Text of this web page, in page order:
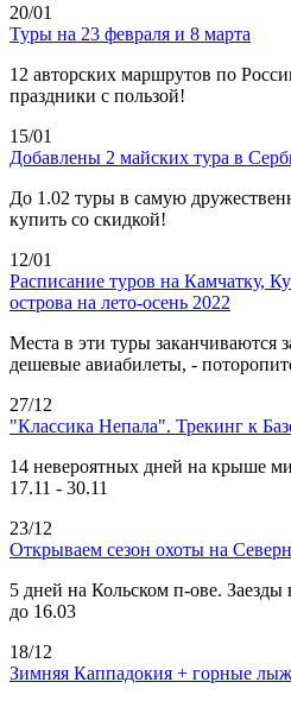
20/01
Туры на 23 февраля и 8 марта
12 авторских маршрутов по
праздники с пользой!
15/01
Добавлены 2 майских тура в
До 1.02 туры в самую
купить со скидкой!
12/01
Расписание туров на Камчатку,
острова на лето-осень 2022
Места в эти туры заканчиваются
дешевые авиабилеты, -
27/12
"Классика Непала". Трекинг к
14 невероятных дней на крыше
17.11 - 30.11
23/12
Открываем сезон охоты на
5 дней на Кольском п-ове. Заезды
до 16.03
18/12
Зимняя Каппадокия + горные